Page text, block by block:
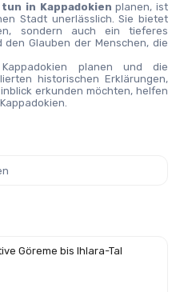
in Kappadokien planen, ist
Stadt unerlässlich. Sie bietet
sondern auch ein tieferes
Glauben der Menschen, die
planen und die
historischen Erklärungen,
erkunden möchten, helfen
Göreme bis Ihlara-Tal